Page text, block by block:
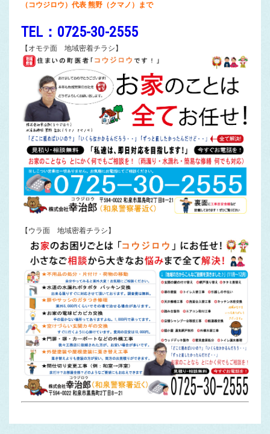
（コウジロウ）代表 熊野（クマノ）まで
TEL：0725-30-2555
【オモテ面 地域密着チラシ】
【ウラ面 地域密着チラシ】